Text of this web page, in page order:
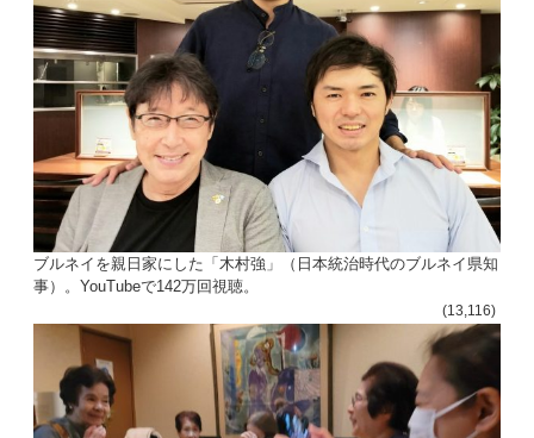
ブルネイを親日家にした「木村強」（日本統治時代のブルネイ県知
事）。YouTubeで142万回視聴。
(13,116)